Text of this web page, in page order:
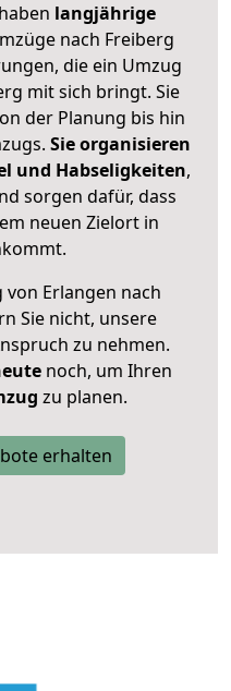
langjährige
nach Freiberg
die ein Umzug
mit sich bringt. Sie
der Planung bis hin
Sie organisieren
und Habseligkeiten,
sorgen dafür, dass
neuen Zielort in
von Erlangen nach
Sie nicht, unsere
zu nehmen.
noch, um Ihren
zu planen.
erhalten